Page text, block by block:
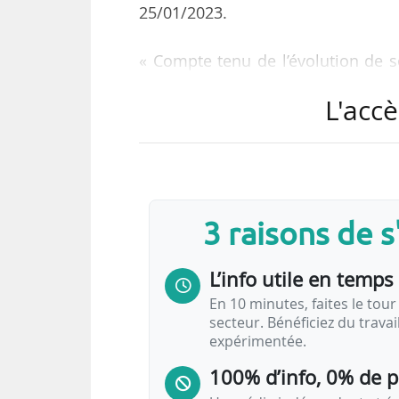
25/01/2023.
« Compte tenu de l’évolution
montant suffisant lui
Depuis la démission de Sophie
janvier 2022, son pilotage était
3 raisons de
L’info utile en
En 10 minutes, faites le tour
secteur. Bénéficiez du
expérimentée.
100% d’info, 0% de